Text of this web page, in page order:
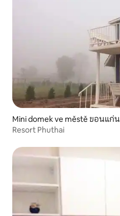
Mini domek ve městě ขอนแก่น
Resort Phuthai